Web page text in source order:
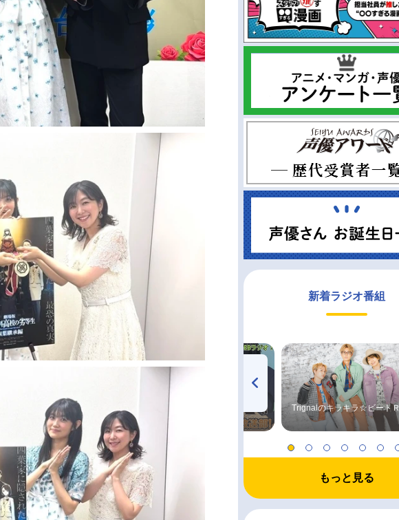
新着ラジオ番組
TVアニメ『戦隊大失格』
radio 大直会 2nd season
ハイキュー!! 烏野高校放送部! Trignalのキラキラ☆ビートＲ
もっと見る